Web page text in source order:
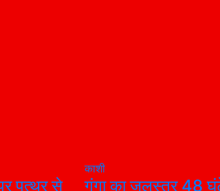
पत्थर से
काशी
गंगा का जलस्तर 48